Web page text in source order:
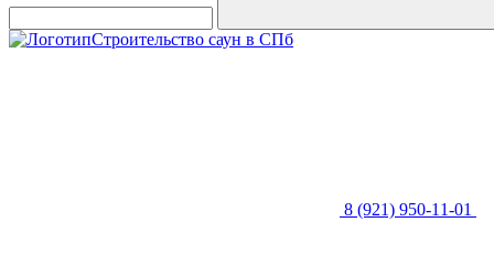
Строительство саун в СПб
8 (921) 950-11-01